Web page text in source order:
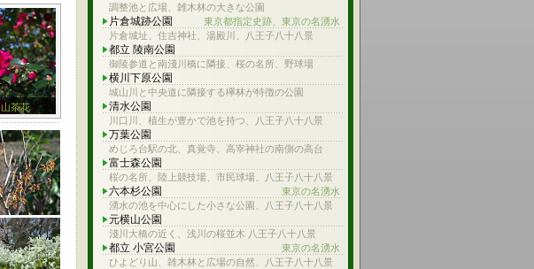
茶花
調整池と広場、雑木林の大きな公園
片倉城跡公園
東京都指定史跡、東京の名湧水
片倉城址、住吉神社、湯殿川、八王子八十八景
都立 陵南公園
御陵参道と南淺川橋に隣接、桜の名所、野球場
横川下原公園
城山川と中央道に隣接する欅林が特徴の公園
清水公園
川口川、植生が豊かで池を持つ、八王子八十八景
万葉公園
めじろ台駅の北、真覚寺、高宰神社の南側の高台
富士森公園
桜の名所、陸上競技場、市民球場、八王子八十八景
六本杉公園
東京の名湧水
湧水の池を中心にした小さな公園、八王子八十八景
元横山公園
淺川大橋の近く、浅川の桜並木 八王子八十八景
都立 小宮公園
東京の名湧水
ひよどり山、雑木林と広場の自然、八王子八十八景